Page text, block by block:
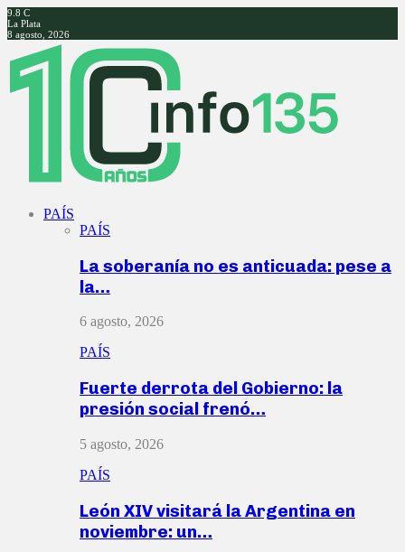
9.8 C
La Plata
8 agosto, 2026
Facebook
Twitter
Instagram
Youtube
PAÍS
PAÍS
La soberanía no es anticuada: pese a
la…
6 agosto, 2026
PAÍS
Fuerte derrota del Gobierno: la
presión social frenó…
5 agosto, 2026
PAÍS
León XIV visitará la Argentina en
noviembre: un…